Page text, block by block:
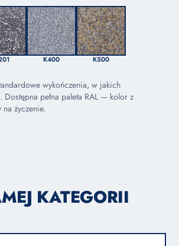
K400 K500
wykończenia, w jakich
Dostępna pełna paleta RAL — kolor z
życzenie.
KATEGORII